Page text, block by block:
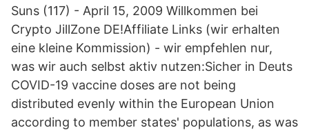
Suns (117) - April 15, 2009 Willkommen bei
Crypto JillZone DE!Affiliate Links (wir erhalten
eine kleine Kommission) - wir empfehlen nur,
was wir auch selbst aktiv nutzen:Sicher in Deuts
COVID-19 vaccine doses are not being
distributed evenly within the European Union
according to member states' populations, as was